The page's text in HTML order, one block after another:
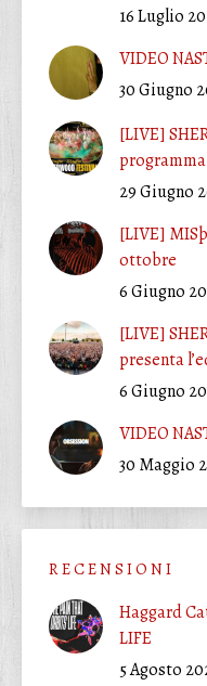
16 Luglio
VIDEO
30 Giugno
[LIVE]
29 Giugno
[LIVE]
ottobre
6 Giugno
[LIVE]
presenta
6 Giugno
VIDEO
30 Maggio
R E C E N S I O N I
Haggard
LIFE
5 Agosto